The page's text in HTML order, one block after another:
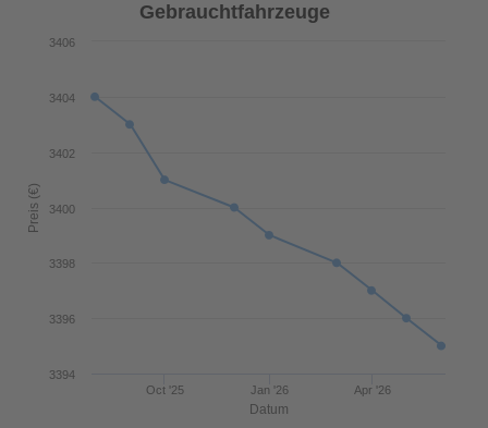
Datum
Preis (€)
Gebrauchtfahrzeuge
Oct '25 Jan '26 Apr '26
3394
3396
3398
3400
3402
3404
3406